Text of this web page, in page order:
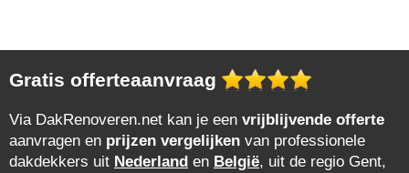
Gratis offerteaanvraag
Via DakRenoveren.net kan je een vrijblijvende offerte
aanvragen en prijzen vergelijken van professionele
dakdekkers uit Nederland en België, uit de regio Gent,